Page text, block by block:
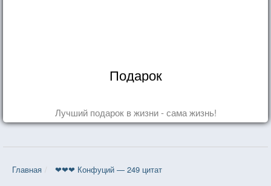
Подарок
Лучший подарок в жизни - сама жизнь!
Главная ❤❤❤ Конфуций — 249 цитат